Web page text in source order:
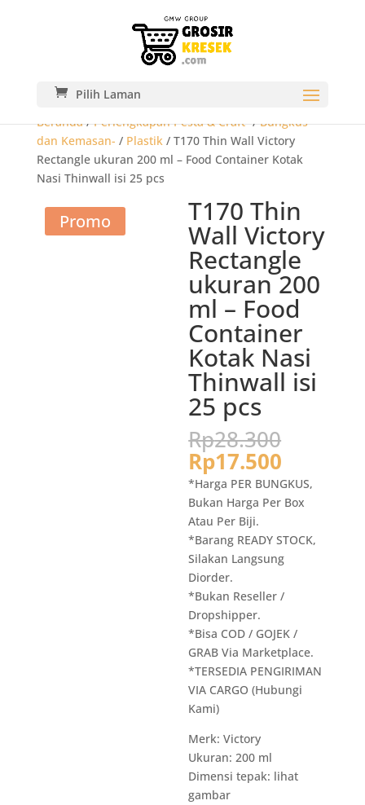
Pilih Laman
Beranda/Perlengkapan Pesta & Craft-/Bungkus
dan Kemasan- / Plastik/ T170 Thin Wall Victory
Rectangle ukuran 200 ml – Food Container Kotak
Nasi Thinwall isi 25 pcs
Promo T170 Thin
Wall Victory
Rectangle
ukuran 200
ml – Food
Container
Kotak Nasi
Thinwall isi
25 pcs
Rp28.300
adalah:
Rp17.500
saat
ini
adalah:
*Harga PER BUNGKUS,
Bukan Harga Per Box
Atau Per Biji.
*Barang READY STOCK,
Silakan Langsung
Diorder.
*Bukan Reseller /
Dropshipper.
*Bisa COD / GOJEK /
GRAB Via Marketplace.
*TERSEDIA PENGIRIMAN
VIA CARGO (Hubungi
Kami)
Merk: Victory
Ukuran: 200 ml
Dimensi tepak: lihat
gambar